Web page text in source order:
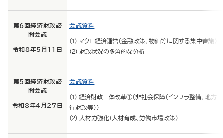
第６回経済財政諮
問会議
令和8年5月11日
会議資料
マクロ経済運営（金融政策、物価等に関する集中審議）
財政状況の多角的な分析
第５回経済財政諮
問会議
令和8年4月27日
会議資料
経済財政一体改革①（非社会保障（インフラ整備、地方
行財政等））
人材力強化（人材育成、労働市場政策）